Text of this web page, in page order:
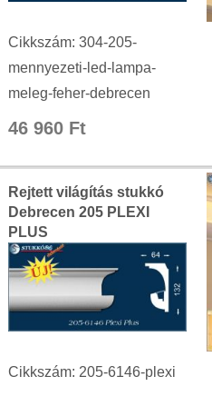
Cikkszám: 304-205-
mennyezeti-led-lampa-
meleg-feher-debrecen
46 960 Ft
Rejtett világítás stukkó
Debrecen 205 PLEXI
PLUS
Cikkszám: 205-6146-plexi